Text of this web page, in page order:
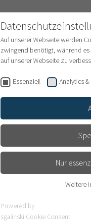
Auf unserer Webseite werden
zwingend benötigt, während
auf unserer Webseite zu
Essenziell Analytics
Nur
Essenzielle Cookies werden
benötigt. Dadurch ist
Weitere
Powered by
sgalinski Cookie Consent